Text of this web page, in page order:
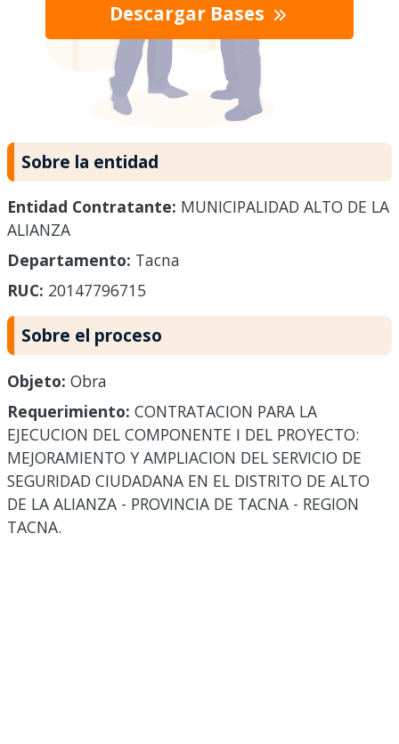
Descargar Bases
Sobre la entidad
Entidad Contratante: MUNICIPALIDAD ALTO DE LA
ALIANZA
Departamento: Tacna
RUC: 20147796715
Sobre el proceso
Objeto: Obra
Requerimiento: CONTRATACION PARA LA
EJECUCION DEL COMPONENTE I DEL PROYECTO:
MEJORAMIENTO Y AMPLIACION DEL SERVICIO DE
SEGURIDAD CIUDADANA EN EL DISTRITO DE ALTO
DE LA ALIANZA - PROVINCIA DE TACNA - REGION
TACNA.